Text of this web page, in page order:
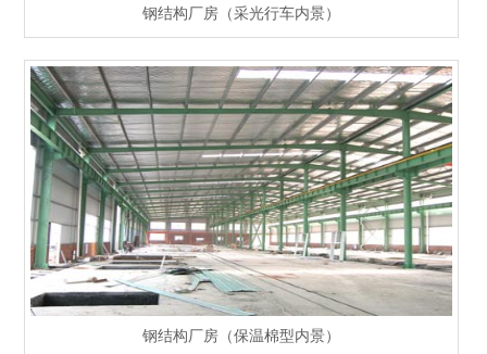
钢结构厂房（采光行车内景）
钢结构厂房（保温棉型内景）